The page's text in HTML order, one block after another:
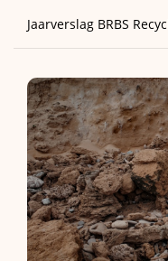
Jaarverslag BRBS